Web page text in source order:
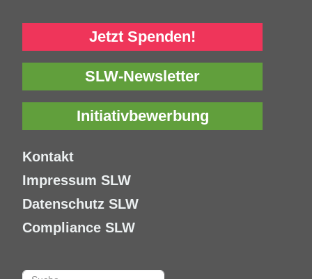
Jetzt Spenden!
SLW-Newsletter
Initiativbewerbung
Kontakt
Impressum SLW
Datenschutz SLW
Compliance SLW